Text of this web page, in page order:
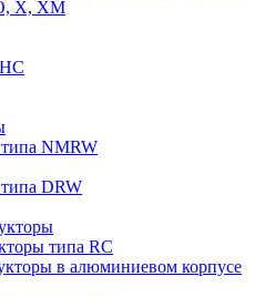
Х, ХМ
NMRW
DRW
типа RC
в алюминиевом корпусе